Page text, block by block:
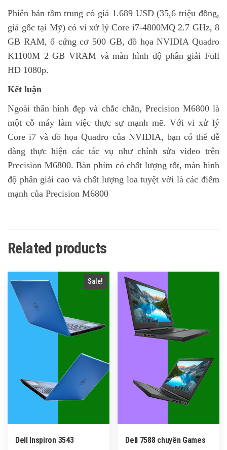
Phiên bản tầm trung có giá 1.689 USD (35,6 triệu đồng,
giá gốc tại Mỹ) có vi xử lý Core i7-4800MQ 2.7 GHz, 8
GB RAM, ổ cứng cơ 500 GB, đồ họa NVIDIA Quadro
K1100M 2 GB VRAM và màn hình độ phân giải Full
HD 1080p.
Kết luận
Ngoài thân hình đẹp và chắc chắn, Precision M6800 là
một cỗ máy làm việc thực sự mạnh mẽ. Với vi xử lý
Core i7 và đồ họa Quadro của NVIDIA, bạn có thể dễ
dàng thực hiện các tác vụ như chỉnh sửa video trên
Precision M6800. Bàn phím có chất lượng tốt, màn hình
độ phân giải cao và chất lượng loa tuyệt vời là các điểm
mạnh của Precision M6800
Related products
Sale!
Dell Inspiron 3543 Dell 7588 chuyên Games